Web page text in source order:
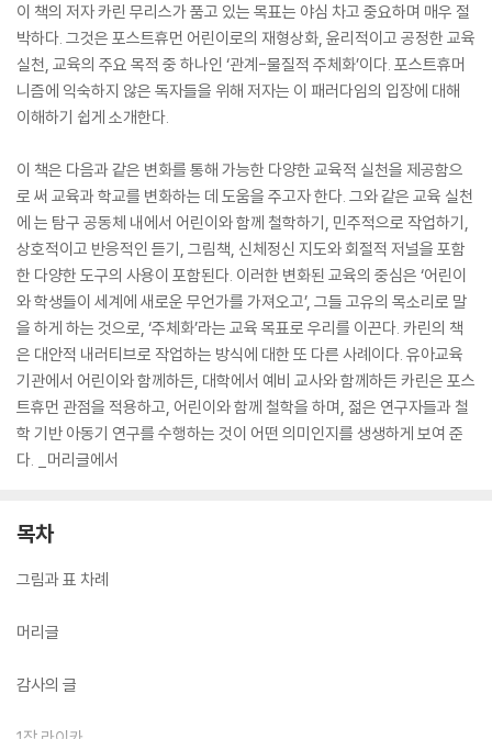
이 책의 저자 카린 무리스가 품고 있는 목표는 야심 차고 중요하며 매우 절
박하다. 그것은 포스트휴먼 어린이로의 재형상화, 윤리적이고 공정한 교육
실천, 교육의 주요 목적 중 하나인 ‘관계-물질적 주체화’이다. 포스트휴머
니즘에 익숙하지 않은 독자들을 위해 저자는 이 패러다임의 입장에 대해
이해하기 쉽게 소개한다.
이 책은 다음과 같은 변화를 통해 가능한 다양한 교육적 실천을 제공함으
로 써 교육과 학교를 변화하는 데 도움을 주고자 한다. 그와 같은 교육 실천
에 는 탐구 공동체 내에서 어린이와 함께 철학하기, 민주적으로 작업하기,
상호적이고 반응적인 듣기, 그림책, 신체정신 지도와 회절적 저널을 포함
한 다양한 도구의 사용이 포함된다. 이러한 변화된 교육의 중심은 ‘어린이
와 학생들이 세계에 새로운 무언가를 가져오고’, 그들 고유의 목소리로 말
을 하게 하는 것으로, ‘주체화’라는 교육 목표로 우리를 이끈다. 카린의 책
은 대안적 내러티브로 작업하는 방식에 대한 또 다른 사례이다. 유아교육
기관에서 어린이와 함께하든, 대학에서 예비 교사와 함께하든 카린은 포스
트휴먼 관점을 적용하고, 어린이와 함께 철학을 하며, 젊은 연구자들과 철
학 기반 아동기 연구를 수행하는 것이 어떤 의미인지를 생생하게 보여 준
다. _머리글에서
목차
그림과 표 차례
머리글
감사의 글